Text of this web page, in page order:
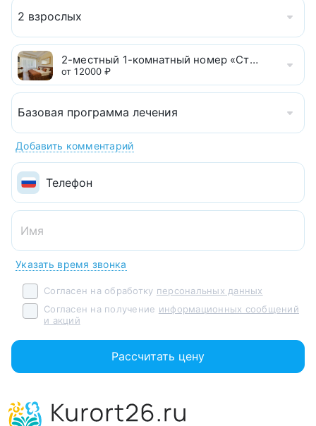
2 взрослых
2-местный 1-комнатный номер «Стандарт»,
от 12000 ₽
Базовая программа лечения
Добавить комментарий
Указать время звонка
Согласен на обработку персональных данных
Согласен на получение информационных сообщений
и акций
Рассчитать цену